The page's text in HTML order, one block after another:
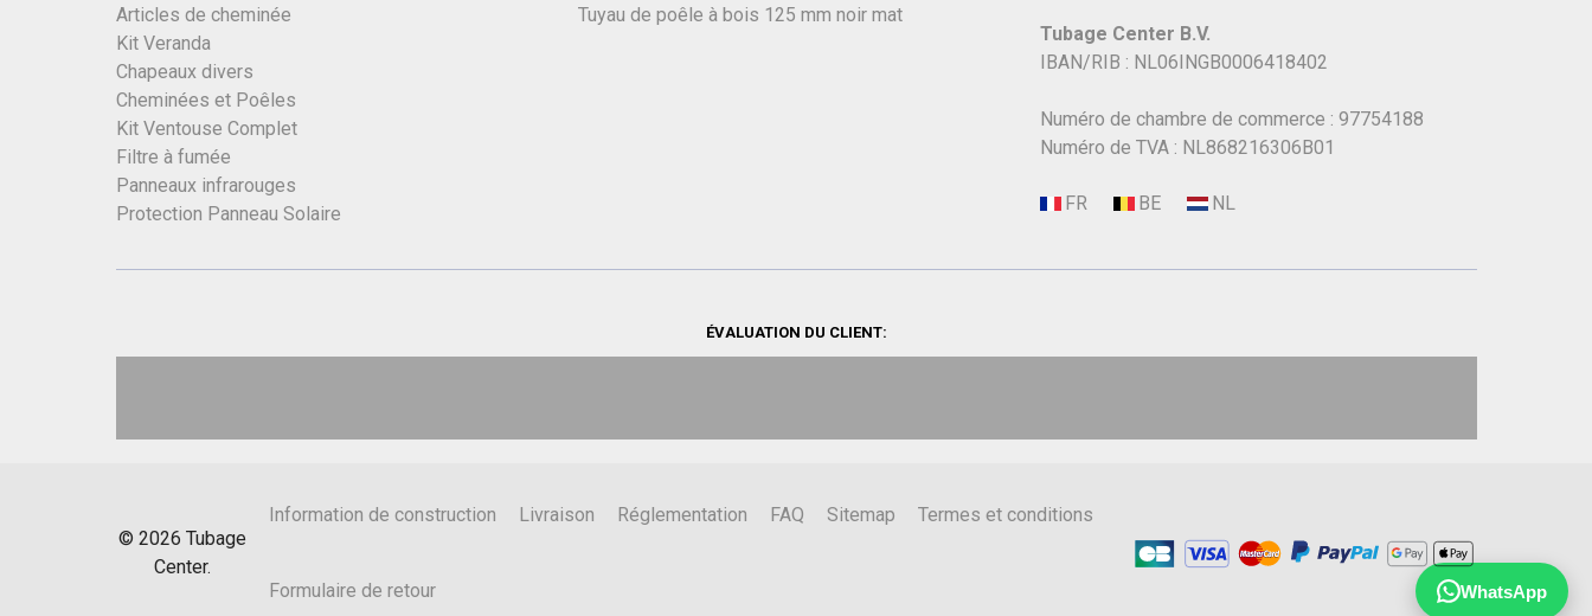
WhatsApp
Articles de cheminée
Kit Veranda
Chapeaux divers
Cheminées et Poêles
Kit Ventouse Complet
Filtre à fumée
Panneaux infrarouges
Protection Panneau Solaire
Tuyau de poêle à bois 125 mm noir mat
Tubage Center B.V.
IBAN/RIB : NL06INGB0006418402
Numéro de chambre de commerce : 97754188
Numéro de TVA : NL868216306B01
ÉVALUATION DU CLIENT:
© 2026 Tubage
Center.
Information de construction Livraison Réglementation FAQ Sitemap Termes et conditions
Formulaire de retour